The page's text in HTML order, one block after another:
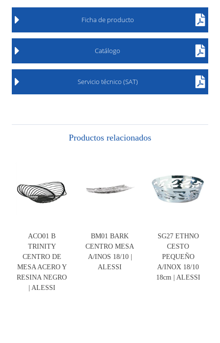
Ficha de producto
Catálogo
Servicio técnico (SAT)
Productos relacionados
ACO01 B
TRINITY
CENTRO DE
MESA ACERO Y
RESINA NEGRO
| ALESSI
BM01 BARK
CENTRO MESA
A/INOS 18/10 |
ALESSI
SG27 ETHNO
CESTO
PEQUEÑO
A/INOX 18/10
18cm | ALESSI